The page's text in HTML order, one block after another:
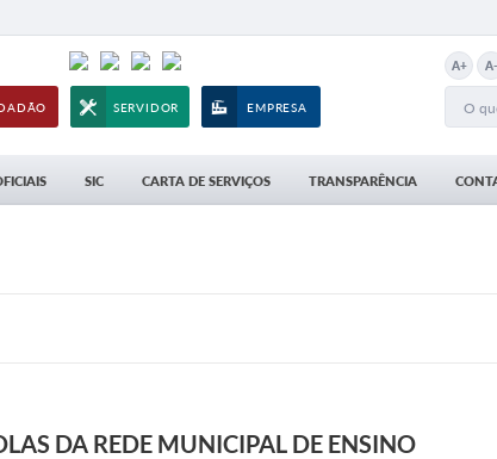
SERVIDOR EMPRESA
A+ A-
SIC CARTA DE SERVIÇOS TRANSPARÊNCIA
DA REDE MUNICIPAL DE ENSINO